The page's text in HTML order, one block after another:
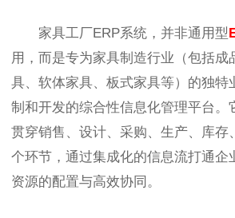
家具工厂ERP系统，并非通用型
用，而是专为家具制造行业（包括成
具、软体家具、板式家具等）的独特
制和开发的综合性信息化管理平台。
贯穿销售、设计、采购、生产、库存
个环节，通过集成化的信息流打通企
资源的配置与高效协同。